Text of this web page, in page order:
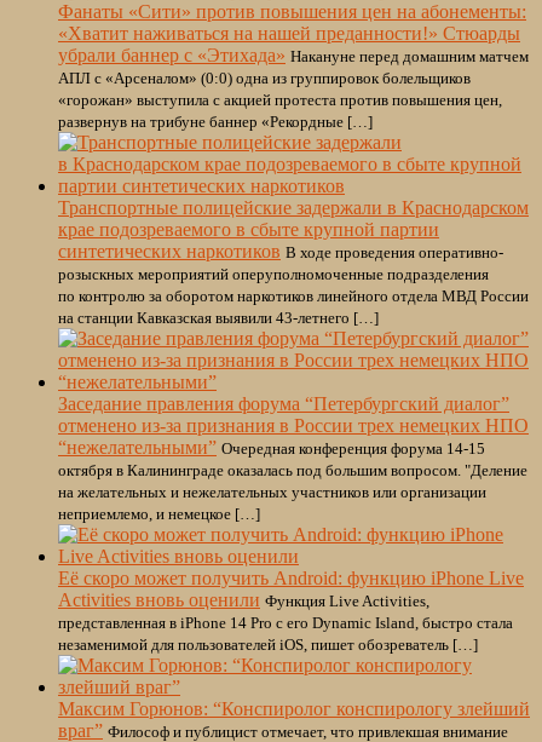
Фанаты «Сити» против повышения цен на абонементы:
«Хватит наживаться на нашей преданности!» Стюарды
убрали баннер с «Этихада» Накануне перед домашним матчем
АПЛ с «Арсеналом» (0:0) одна из группировок болельщиков
«горожан» выступила с акцией протеста против повышения цен,
развернув на трибуне баннер «Рекордные […]
Транспортные полицейские задержали в Краснодарском
крае подозреваемого в сбыте крупной партии
синтетических наркотиков В ходе проведения оперативно-
розыскных мероприятий оперуполномоченные подразделения
по контролю за оборотом наркотиков линейного отдела МВД России
на станции Кавказская выявили 43-летнего […]
Заседание правления форума “Петербургский диалог”
отменено из-за признания в России трех немецких НПО
“нежелательными” Очередная конференция форума 14-15
октября в Калининграде оказалась под большим вопросом. "Деление
на желательных и нежелательных участников или организации
неприемлемо, и немецкое […]
Её скоро может получить Android: функцию iPhone Live
Activities вновь оценили Функция Live Activities,
представленная в iPhone 14 Pro с его Dynamic Island, быстро стала
незаменимой для пользователей iOS, пишет обозреватель […]
Максим Горюнов: “Конспиролог конспирологу злейший
враг” Философ и публицист отмечает, что привлекшая внимание